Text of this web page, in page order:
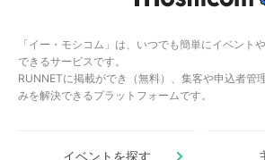
「イー・モシコム」は、いつでも簡単にイベント
できるサービスです。
RUNNETに掲載ができ（無料）、集客や申込者管
みを解決できるプラットフォームです。
イベントを探す